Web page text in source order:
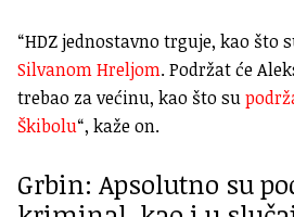
“HDZ jednostavno trguje, kao što
Silvanom Hreljom. Podržat će
trebao za većinu, kao što su
Škibolu“, kaže on.
Grbin: Apsolutno su